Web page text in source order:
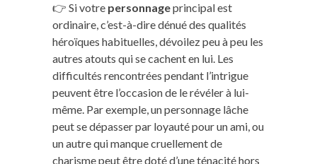
👉 Si votre personnageprincipal est
ordinaire, c’est-à-dire dénué des qualités
héroïques habituelles, dévoilez peu à peu les
autres atouts qui se cachent en lui. Les
difficultés rencontrées pendant l’intrigue
peuvent être l’occasion de le révéler à lui-
même. Par exemple, un personnage lâche
peut se dépasser par loyauté pour un ami, ou
un autre qui manque cruellement de
charisme peut être doté d’une ténacité hors